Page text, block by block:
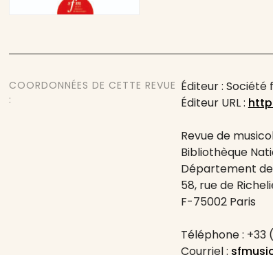
COORDONNÉES DE CETTE REVUE
:
Éditeur :
Éditeur URL :
Revue de
Bibliothèque
Département
58, rue de
F-75002 Paris
Téléphone : +33
Courriel :